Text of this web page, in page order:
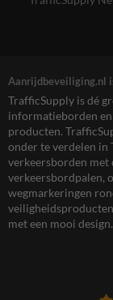
Aanrijdbeveiliging.nl
TrafficSupply is dé
informatieborden
producten.
onder te verdelen in
verkeersborden met
verkeersbordpalen,
wegmarkeringen
met een mooi design.